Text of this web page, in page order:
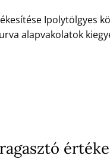
Ipolytölgyes
alapvakolatok